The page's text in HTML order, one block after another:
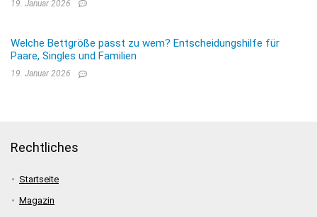
19. Januar 2026
Welche Bettgröße passt zu wem? Entscheidungshilfe für
Paare, Singles und Familien
19. Januar 2026
Rechtliches
Startseite
Magazin